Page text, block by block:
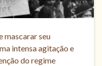
mascarar seu
intensa agitação e
do regime